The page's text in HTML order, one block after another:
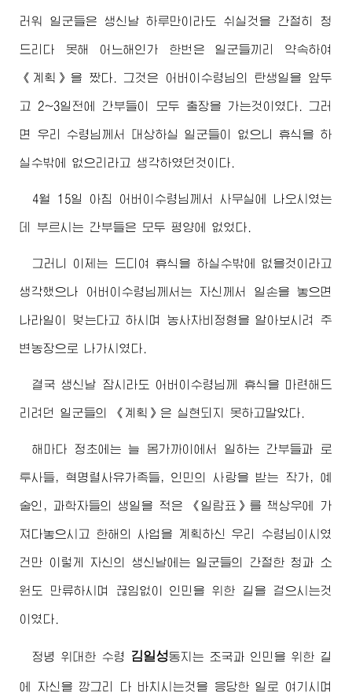
러워 일군들은 생신날 하루만이라도 쉬실것을 간절히 청
드리다 못해 어느해인가 한번은 일군들끼리 약속하여
《계획》을 짰다. 그것은 어버이수령님 의 탄생일을 앞두
고 2~3일전에 간부들이 모두 출장을 가는것이였다. 그러
면 우리 수령님께서 대상하실 일군들이 없으니 휴식을 하
실수밖에 없으리라고 생각하였던것이다.
4월 15일 아침 어버이수령님께서 사무실에 나오시였는
데 부르시는 간부들은 모두 평양에 없었다.
그러니 이제는 드디여 휴식을 하실수밖에 없을것이라고
생각했으나 어버이수령님께서 는 자신께서 일손을 놓으면
나라일이 멎는다고 하시며 농사차비정형을 알아보시려 주
변농장으로 나가시였다.
결국 생신날 잠시라도 어버이수령님 께 휴식을 마련해드
리려던 일군들의 《계획》은 실현되지 못하고말았다.
해마다 정초에는 늘 몸가까이에서 일하는 간부들과 로
투사들, 혁명렬사유가족들, 인민의 사랑을 받는 작가, 예
술인, 과학자들의 생일을 적은 《일람표》를 책상우에 가
져다놓으시고 한해의 사업을 계획하신 우리 수령님 이시였
건만 이렇게 자신의 생신날에는 일군들의 간절한 청과 소
원도 만류하시며 끊임없이 인민을 위한 길을 걸으시는것
이였다.
정녕 위대한 수령 김일성동지 는 조국과 인민을 위한 길
에 자신을 깡그리 다 바치시는것을 응당한 일로 여기시며